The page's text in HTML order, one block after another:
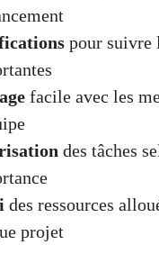
pour suivre
facile avec les
des tâches
des ressources
projet